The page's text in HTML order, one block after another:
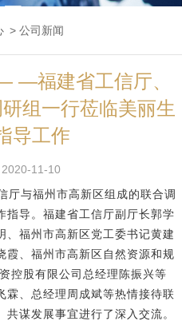
公司新闻
—福建省工信厅、
组一行莅临美丽生
导工作
11-10
厅与福州市高新区组成的联合调
指导 。福建省工信厅副厅长郭学
、福州市高新区 党工委书记黄建
霞、福州市高新区自然资源和规
控股有限公司总经理陈振兴等
霖、总经理周成斌等热情接待联
、共谋发展事宜进行了深入交流 。